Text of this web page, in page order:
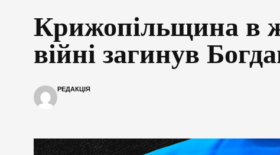
Крижопільщина в
війні загинув
РЕДАКЦІЯ